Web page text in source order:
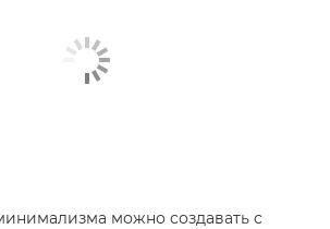
можно создавать с